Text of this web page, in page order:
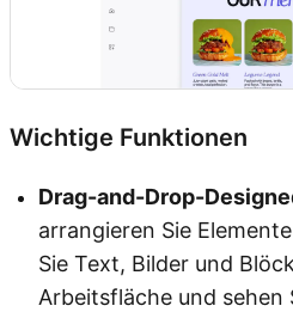
Wichtige Funktionen
Drag-and-Drop-
arrangieren Sie
Sie Text, Bilder und
Arbeitsfläche und sehen